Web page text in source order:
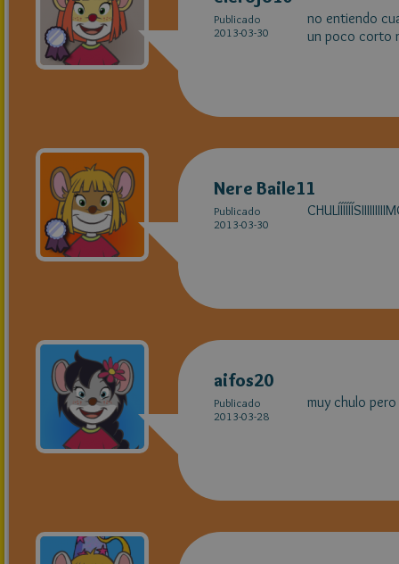
Publicado
2013-03-30
no entiendo
un poco corto
Nere Baile11
Publicado
2013-03-30
aifos20
Publicado
2013-03-28
muy chulo